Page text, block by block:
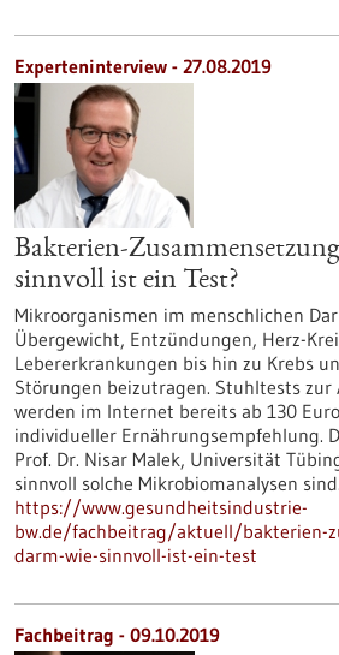
Experteninterview - 27.08.2019
Bakterien-
sinnvoll ist ein Test?
Mikroorganismen im menschlichen
Übergewicht, Entzündungen, Herz-
Lebererkrankungen bis hin zu Krebs
Störungen beizutragen. Stuhltests zur
werden im Internet bereits ab 130
individueller Ernährungsempfehlung.
Prof. Dr. Nisar Malek, Universität
sinnvoll solche Mikrobiomanalysen sind.
https://www.gesundheitsindustrie-
bw.de/fachbeitrag/aktuell/bakterien-
darm-wie-sinnvoll-ist-ein-test
Fachbeitrag - 09.10.2019